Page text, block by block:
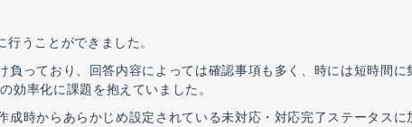
うことができました。
っており、回答内容によっては確認事項も多く、時には短時間に
効率化に課題を抱えていました。
時からあらかじめ設定されている未対応・対応完了ステータスに